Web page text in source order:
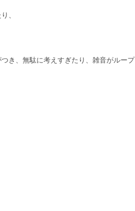
、
き、無駄に考えすぎたり、雑音がループ